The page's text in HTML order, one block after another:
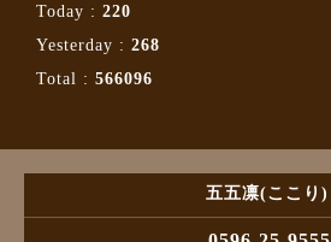
Today : 220
Yesterday : 268
Total : 566096
五五凛(ここり)